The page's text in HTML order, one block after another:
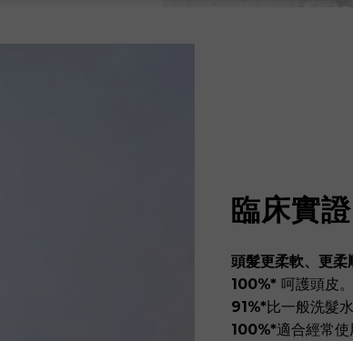
臨床實證
頭髮更柔軟、更柔
100%* 呵護頭皮。
91%* 比一般洗髮
100%*適合經常使